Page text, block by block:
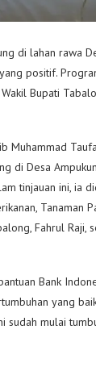
di lahan rawa
positif.
Bupati
Muhammad
di Desa
tinjauan ini, ia
Tanaman
Fahrul Raji,
Bank
yang
sudah mulai